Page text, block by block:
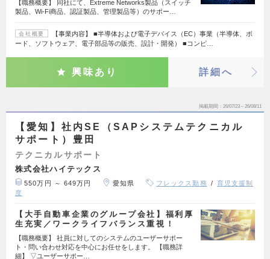
【職務概要】 同社にて、Extreme Networks製品（スイッチ
製品、Wi-Fi商品、認証製品、管理製品等）のサポー…
会社概要
【事業内容】 ■半導体および電子デバイス（EC）事業（半導体、ボ
ード、ソフトウェア、電子部品等の販売、設計・開発） ■コンピ…
興味あり 詳細へ
掲載期間 26/07/23～26/08/11
【愛知】社内SE（SAPシステムテクニカル
サポート）豊田
テクニカルサポート
株式会社ハイテックス
550万円 ～ 649万円 愛知県 フレックス勤務
育児支援制
度
【大手自動車企業のグループ会社】福利厚
生充実／ワークライフバランス重視！
【職務概要】 社員に対してのシステムのユーザーサポー
ト・問い合わせ対応を中心にお任せをします。 【職務詳
細】 ▽ユーザーサポー…